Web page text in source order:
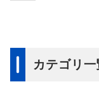
カテゴリ一